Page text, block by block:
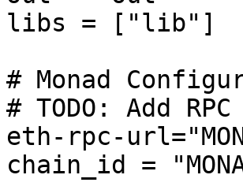
libs = ["lib"]
# Monad
# TODO: Add
eth-rpc-
chain_id =